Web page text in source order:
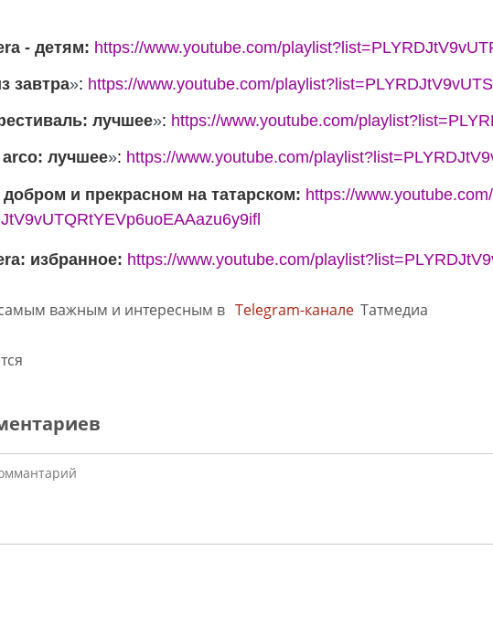
- детям: https://www.youtube.com/
завтра»: https://www.youtube.com/
лучшее»: https://www.youtube.com/
лучшее»: https://www.youtube.com/
и прекрасном на татарском: https://
избранное: https://www.youtube.com/
самым важным и интересным в Telegram-канале Татмедиа